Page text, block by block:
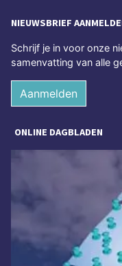
NIEUWSBRIEF
Schrijf je in voor onze
samenvatting van alle
Aanmelden
ONLINE DAGBLADEN